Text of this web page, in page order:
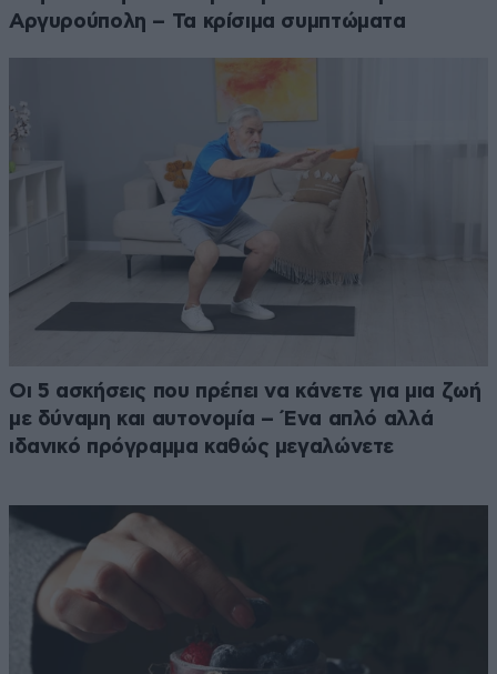
Αργυρούπολη – Τα κρίσιμα συμπτώματα
Οι 5 ασκήσεις που πρέπει να κάνετε για μια ζωή
με δύναμη και αυτονομία – Ένα απλό αλλά
ιδανικό πρόγραμμα καθώς μεγαλώνετε